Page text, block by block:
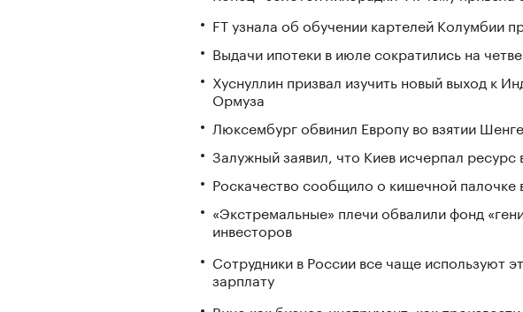
FT узнала об обучении картелей Колумбии
Выдачи ипотеки в июле сократились на
Хуснуллин призвал изучить новый выход к
Ормуза
Люксембург обвинил Европу во взятии
Залужный заявил, что Киев исчерпал
Роскачество сообщило о кишечной палочке
«Экстремальные» плечи обвалили фонд
инвесторов
Сотрудники в России все чаще используют
зарплату